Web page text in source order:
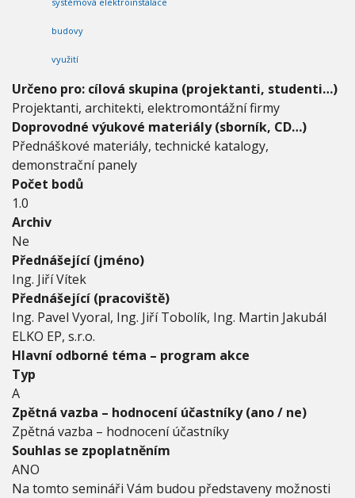
e
v
r
e
z
i
d
e
n
č
n
í
c
h
a
k
o
m
e
r
č
n
í
c
h
b
u
budovy
využití
Určeno pro: cílová skupina (projektanti, studenti…)
Projektanti, architekti, elektromontážní firmy
Doprovodné výukové materiály (sborník, CD…)
Přednáškové materiály, technické katalogy,
demonstrační panely
Počet bodů
1.0
Archiv
Ne
Přednášející (jméno)
Ing. Jiří Vítek
Přednášející (pracoviště)
Ing. Pavel Vyoral, Ing. Jiří Tobolík, Ing. Martin Jakubál
ELKO EP, s.r.o.
Hlavní odborné téma – program akce
Typ
A
Zpětná vazba – hodnocení účastníky (ano / ne)
Zpětná vazba – hodnocení účastníky
Souhlas se zpoplatněním
ANO
Na tomto semináři Vám budou představeny možnosti